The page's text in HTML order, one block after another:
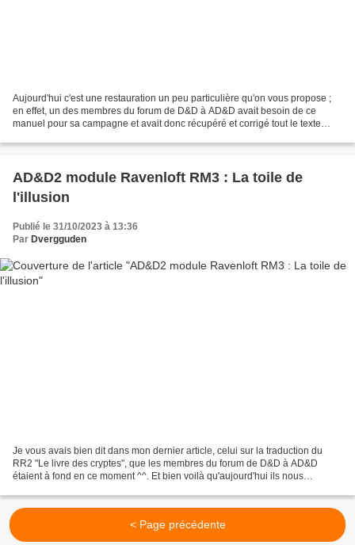
Aujourd'hui c'est une restauration un peu particulière qu'on vous propose ;
en effet, un des membres du forum de D&D à AD&D avait besoin de ce
manuel pour sa campagne et avait donc récupéré et corrigé tout le texte
AD&D2 module Ravenloft RM3 : La toile de
l'illusion
Publié le 31/10/2023 à 13:36
Par Dvergguden
Je vous avais bien dit dans mon dernier article, celui sur la traduction du
RR2 "Le livre des cryptes", que les membres du forum de D&D à AD&D
étaient à fond en ce moment ^^. Et bien voilà qu'aujourd'hui ils nous
< Page précédente